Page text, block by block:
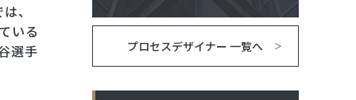
、
いる
選手
プロセスデザイナー 一覧へ